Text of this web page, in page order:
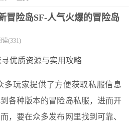
冒险岛SF-人气火爆的冒险岛
读(331)
寻优质资源与实用攻略
多玩家提供了方便获取私服信息
各种版本的冒险岛私服，进而开
，要在众多发布网里找到可靠、